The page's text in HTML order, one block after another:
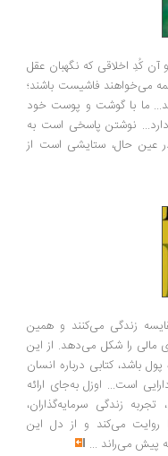
آن کُدِ اخلاقی که نگهبان عقل
می‌خواهند فاشیست باشند؛
ما با گوشت و پوست خود
نوشتن پاسخی است به
در عین حال، ستایشی است از
زندگی می‌کنند و همین
مالی را شکل می‌دهد. از این
باشد، کتابی درباره انسان
است... اوزل به‌جای ارائه
زندگی سرمایه‌گذاران،
را روایت می‌کند و از دل این
پیش می‌راند ...